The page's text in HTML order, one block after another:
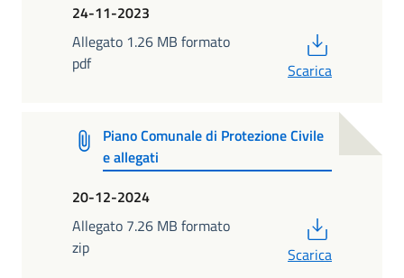
24-11-2023
Allegato 1.26 MB formato
pdf
Scarica
Piano Comunale di Protezione Civile
e allegati
20-12-2024
Allegato 7.26 MB formato
zip
Scarica